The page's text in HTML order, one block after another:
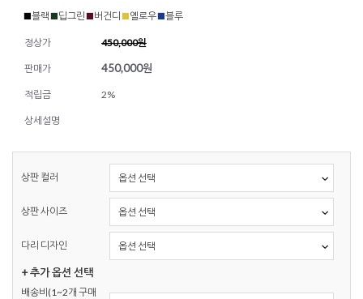
■블랙■딥그린■버건디 ■옐로우■블루
정상가 450,000원
판매가 450,000원
적립금 2%
상세설명
상판 컬러
상판 사이즈
다리 디자인
+ 추가 옵션 선택
배송비(1~2개 구매